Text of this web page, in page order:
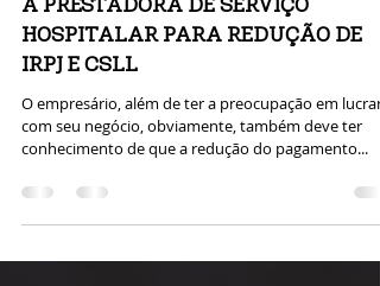
HOME CARE PODE SER
A PRESTADORA DE SERVIÇO
HOSPITALAR PARA REDUÇÃO DE
IRPJ E CSLL
O empresário, além de ter a preocupação em lucrar
com seu negócio, obviamente, também deve ter
conhecimento de que a redução do pagamento...